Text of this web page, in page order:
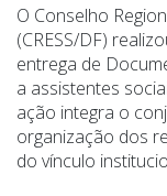
O Conselho
(CRESS/DF)
entrega de
a assistentes
ação integra o
organização dos
do vínculo